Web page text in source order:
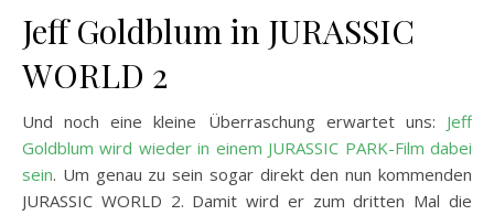
Jeff Goldblum in JURASSIC
WORLD 2
Und noch eine kleine Überraschung erwartet uns: Jeff
Goldblum wird wieder in einem JURASSIC PARK-Film dabei
sein. Um genau zu sein sogar direkt den nun kommenden
JURASSIC WORLD 2. Damit wird er zum dritten Mal die